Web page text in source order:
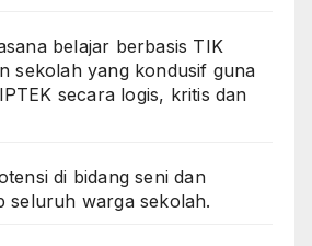
belajar berbasis TIK
sekolah yang kondusif guna
secara logis, kritis dan
di bidang seni dan
seluruh warga sekolah.